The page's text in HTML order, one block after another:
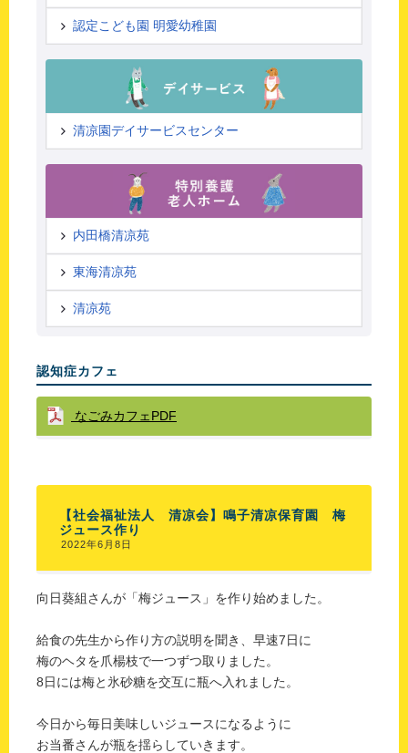
認定こども園 明愛幼稚園
清凉園デイサービスセンター
内田橋清凉苑
東海清凉苑
清凉苑
認知症カフェ
なごみカフェPDF
【社会福祉法人 清凉会】鳴子清凉保育園 梅
ジュース作り
2022年6月8日
向日葵組さんが「梅ジュース」を作り始めました。
給食の先生から作り方の説明を聞き、早速7日に
梅のヘタを爪楊枝で一つずつ取りました。
8日には梅と氷砂糖を交互に瓶へ入れました。
今日から毎日美味しいジュースになるように
お当番さんが瓶を揺らしていきます。